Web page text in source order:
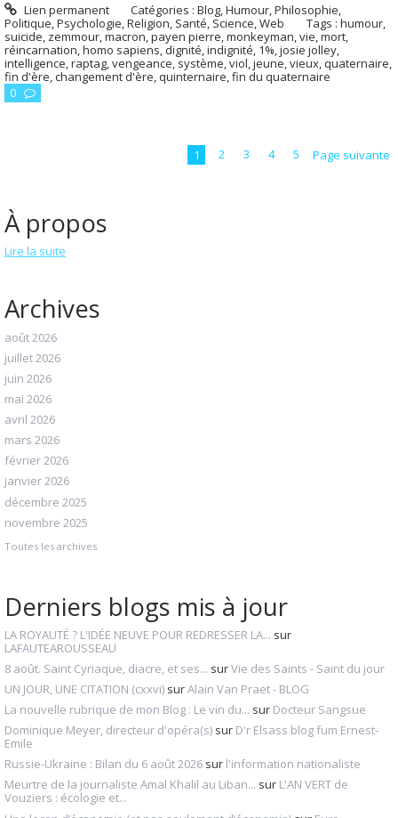
Lien permanent Catégories :Blog ,Humour ,Philosophie
Politique Psychologie Religion Santé Science Web Tags : humour,
suicide zemmour macron payen pierre monkeyman vie mort
réincarnation homo sapiens dignité indignité 1% josie jolley
intelligence raptag vengeance système viol jeune vieux quaternaire
fin d'ère changement d'ère quinternaire fin du quaternaire
0
1 2 3 4 5 Page suivante
À propos
Lire la suite
Archives
août 2026
juillet 2026
juin 2026
mai 2026
avril 2026
mars 2026
février 2026
janvier 2026
décembre 2025
novembre 2025
Toutes les archives
Derniers blogs mis à jour
LA ROYAUTÉ ? L'IDÉE NEUVE POUR REDRESSER LA... sur
LAFAUTEAROUSSEAU
8 août. Saint Cyriaque, diacre, et ses... surVie des Saints - Saint du jour
UN JOUR, UNE CITATION (cxxvi) surAlain Van Praet - BLOG
La nouvelle rubrique de mon Blog : Le vin du... sur Docteur Sangsue
Dominique Meyer, directeur d'opéra(s) sur D'r Elsass blog fum Ernest-
Emile
Russie-Ukraine : Bilan du 6 août 2026 sur l'information nationaliste
Meurtre de la journaliste Amal Khalil au Liban... sur L'AN VERT de
Vouziers : écologie et...